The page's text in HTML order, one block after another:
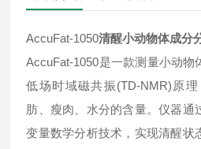
AccuFat-1050清醒小动物体成分
AccuFat-1050是一款测量小动物
低场时域磁共振(TD-NMR)原
肪、瘦肉、水分的含量。仪器通
变量数学分析技术，实现清醒状